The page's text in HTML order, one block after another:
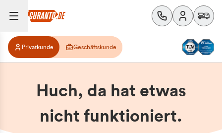
Privatkunde Geschäftskunde
Huch, da hat etwas
nicht funktioniert.